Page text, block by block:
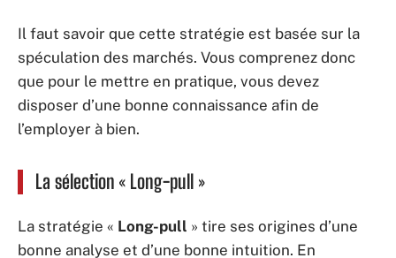
Il faut savoir que cette stratégie est basée sur la
spéculation des marchés. Vous comprenez donc
que pour le mettre en pratique, vous devez
disposer d’une bonne connaissance afin de
l’employer à bien.
La sélection « Long-pull »
La stratégie « Long-pull » tire ses origines d’une
bonne analyse et d’une bonne intuition. En